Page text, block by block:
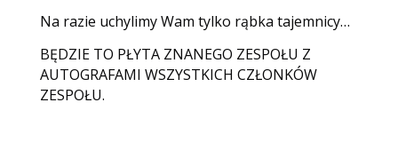
Na razie uchylimy Wam tylko rąbka tajemnicy…
BĘDZIE TO PŁYTA ZNANEGO ZESPOŁU Z
AUTOGRAFAMI WSZYSTKICH CZŁONKÓW
ZESPOŁU.